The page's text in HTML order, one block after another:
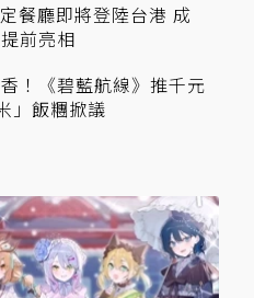
餐廳即將登陸台港 成
前亮相
！《碧藍航線》推千元
」飯糰掀議